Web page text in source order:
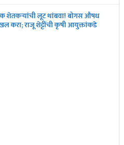
शेतकऱ्यांची लूट थांबवा! बोगस औषध
करा; राजू शेट्टींची कृषी आयुक्तांकडे